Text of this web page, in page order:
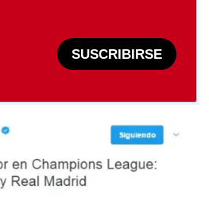
SUSCRIBIRSE